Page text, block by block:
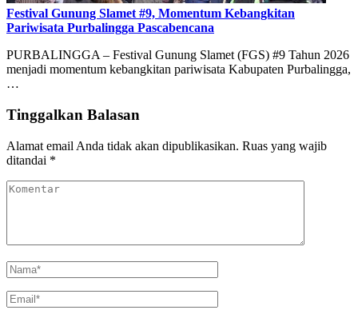
Festival Gunung Slamet #9, Momentum Kebangkitan
Pariwisata Purbalingga Pascabencana
PURBALINGGA – Festival Gunung Slamet (FGS) #9 Tahun 2026
menjadi momentum kebangkitan pariwisata Kabupaten Purbalingga,
…
Tinggalkan Balasan
Alamat email Anda tidak akan dipublikasikan. Ruas yang wajib
ditandai *